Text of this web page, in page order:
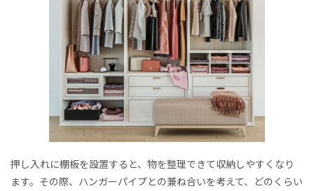
押し入れに棚板を設置すると、物を整理できて収納しやすくなり
ます。その際、ハンガーパイプとの兼ね合いを考えて、どのくらい